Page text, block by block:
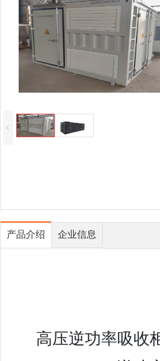
产品介绍 企业信息
高压逆功率吸收